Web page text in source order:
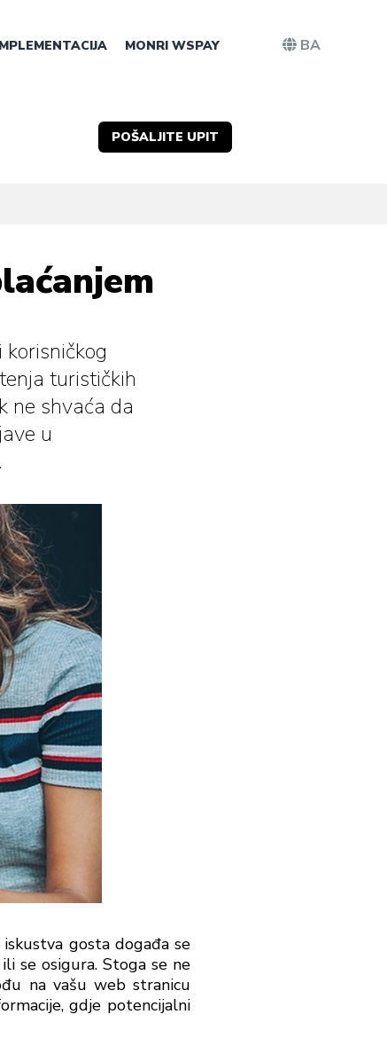
MONRI WSPAY
POŠALJITE UPIT
BA
turističkih
ne shvaća da
u
gosta događa se
se osigura. Stoga se ne
na vašu web stranicu
gdje potencijalni